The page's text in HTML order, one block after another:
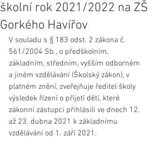
školní rok 2021/2022 na ZŠ
Gorkého Havířov
V souladu s § 183 odst. 2 zákona č.
561/2004 Sb., o předškolním,
základním, středním, vyšším odborném
a jiném vzdělávání (Školský zákon), v
platném znění, zveřejňuje ředitel školy
výsledek řízení o přijetí dětí, které
zákonní zástupci přihlásili ve dnech 12.
až 23. dubna 2021 k základnímu
vzdělávání od 1. září 2021.